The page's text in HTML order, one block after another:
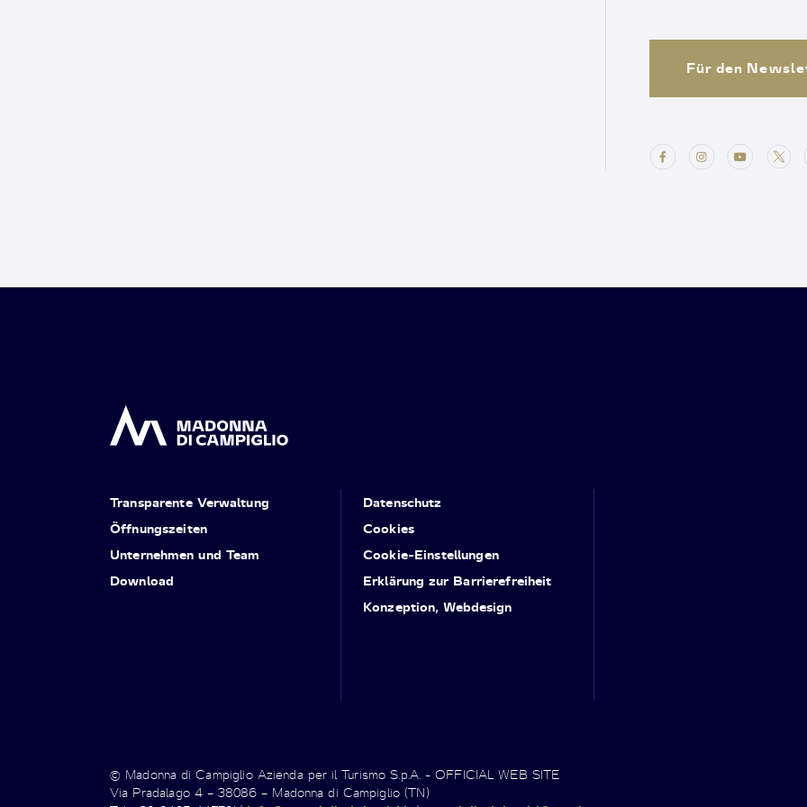
Für den
Transparente Verwaltung
Öffnungszeiten
Unternehmen und Team
Download
Datenschutz
Cookies
Cookie-Einstellungen
Erklärung zur Barrierefreiheit
Konzeption, Webdesign
© Madonna di Campiglio Azienda per il Turismo S.p.A. - OFFICIAL WEB SITE
Via Pradalago 4 – 38086 – Madonna di Campiglio (TN)